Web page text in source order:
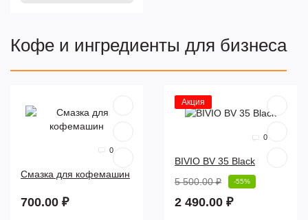
Кофе и ингредиенты для бизнеса
0
Смазка для кофемашин
700.00 ₽
Акция
0
BIVIO BV 35 Black
5 500.00 ₽
-55%
2 490.00 ₽